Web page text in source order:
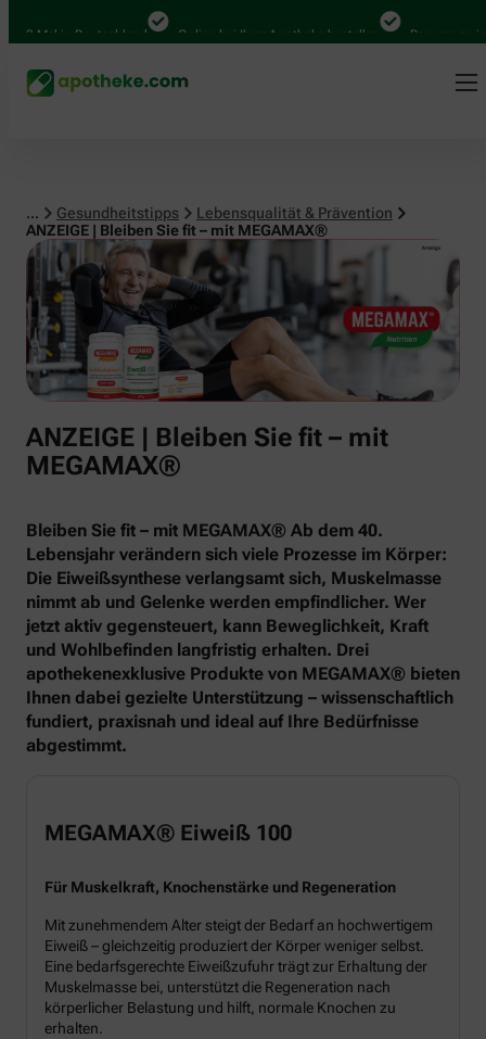
in Deutschland Online bei Ihrer Apotheke bestellen Bequem
... Gesundheitstipps
Lebensqualität & Prävention
ANZEIGE | Bleiben Sie fit – mit MEGAMAX®
Lebensqualität & Prävention
ANZEIGE | Bleiben Sie fit – mit
MEGAMAX®
Bleiben Sie fit – mit MEGAMAX® Ab dem 40.
Lebensjahr verändern sich viele Prozesse im Körper:
Die Eiweißsynthese verlangsamt sich, Muskelmasse
nimmt ab und Gelenke werden empfindlicher. Wer
jetzt aktiv gegensteuert, kann Beweglichkeit, Kraft
und Wohlbefinden langfristig erhalten. Drei
apothekenexklusive Produkte von MEGAMAX® bieten
Ihnen dabei gezielte Unterstützung – wissenschaftlich
fundiert, praxisnah und ideal auf Ihre Bedürfnisse
abgestimmt.
MEGAMAX® Eiweiß 100
Für Muskelkraft, Knochenstärke und Regeneration
Mit zunehmendem Alter steigt der Bedarf an hochwertigem
Eiweiß – gleichzeitig produziert der Körper weniger selbst.
Eine bedarfsgerechte Eiweißzufuhr trägt zur Erhaltung der
Muskelmasse bei, unterstützt die Regeneration nach
körperlicher Belastung und hilft, normale Knochen zu
erhalten.